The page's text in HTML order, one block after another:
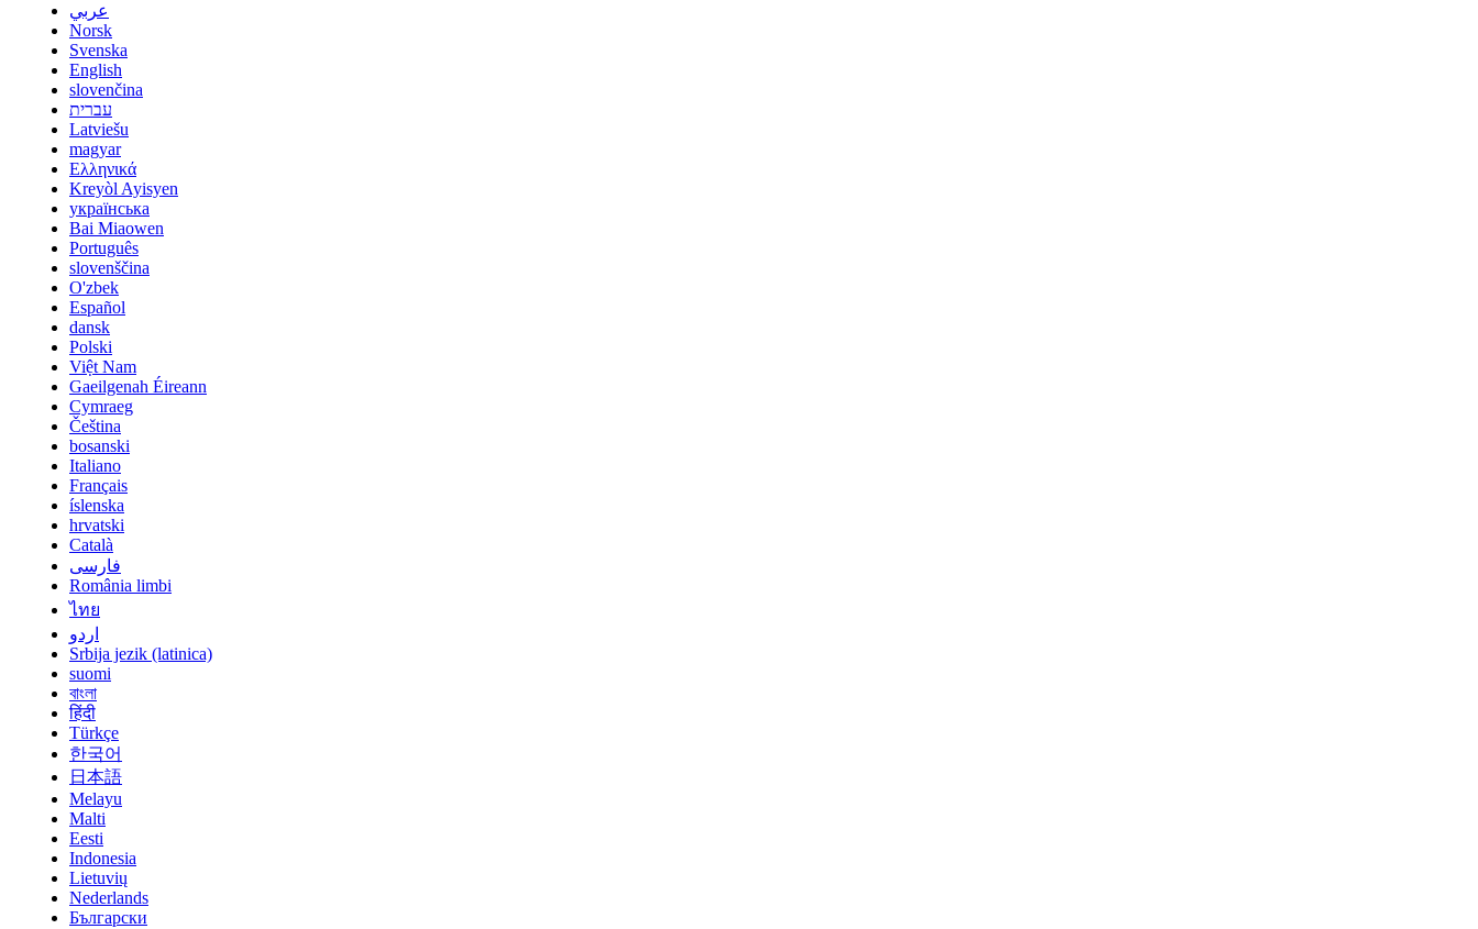
عربي
Norsk
Svenska
English
slovenčina
עברית
Latviešu
magyar
Ελληνικά
Kreyòl Ayisyen
українська
Bai Miaowen
Português
slovenščina
O'zbek
Español
dansk
Polski
Việt Nam
Gaeilgenah Éireann
Cymraeg
Čeština
bosanski
Italiano
Français
íslenska
hrvatski
Català
فارسی
România limbi
ไทย
اردو
Srbija jezik (latinica)
suomi
বাংলা
हिंदी
Türkçe
한국어
日本語
Melayu
Malti
Eesti
Indonesia
Lietuvių
Nederlands
Български